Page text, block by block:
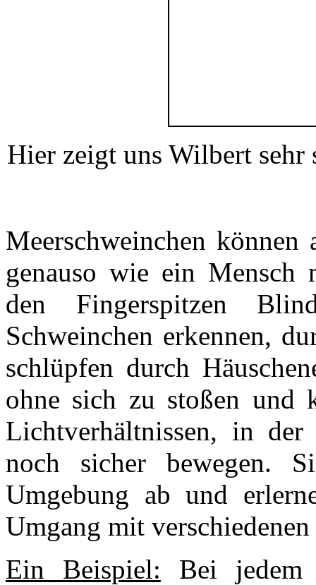
Hier zeigt uns Wilbert sehr
Meerschweinchen
genauso wie ein
den Fingerspitzen
Schweinchen erkennen,
schlüpfen durch
ohne sich zu stoßen und
Lichtverhältnissen, in
noch sicher bewegen.
Umgebung ab und
Umgang mit
Ein Beispiel: Bei jedem